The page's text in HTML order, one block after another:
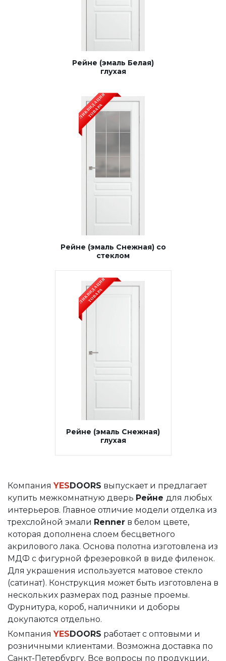
Рейне (эмаль Белая)
глухая
Рейне (эмаль Снежная) со
стеклом
Рейне (эмаль Снежная)
глухая
Компания YESDOORS выпускает и предлагает
купить межкомнатную дверь Рейне для любых
интерьеров. Главное отличие модели отделка из
трехслойной эмали Renner в белом цвете,
которая дополнена слоем бесцветного
акрилового лака. Основа полотна изготовлена из
МДФ с фигурной фрезеровкой в виде филенок.
Для украшения используется матовое стекло
(сатинат). Конструкция может быть изготовлена в
нескольких размерах под разные проемы.
Фурнитура, короб, наличники и доборы
докупаются отдельно.
Компания YESDOORS работает с оптовыми и
розничными клиентами. Возможна доставка по
Санкт-Петербургу. Все вопросы по продукции,